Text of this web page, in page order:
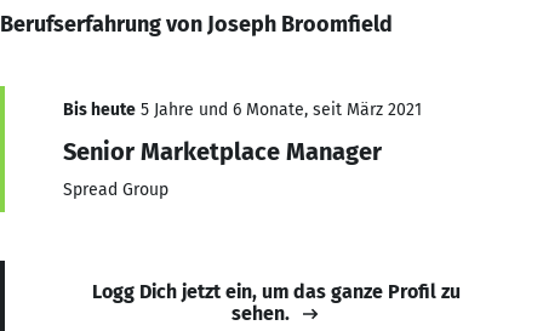
Berufserfahrung von Joseph Broomfield
Bis heute 5 Jahre und 6 Monate, seit März 2021
Senior Marketplace Manager
Spread Group
Logg Dich jetzt ein, um das ganze Profil zu
sehen.